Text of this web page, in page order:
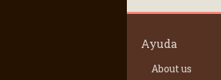
Ayuda
About us